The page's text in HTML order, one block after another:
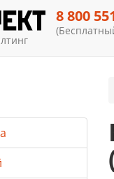
8 800